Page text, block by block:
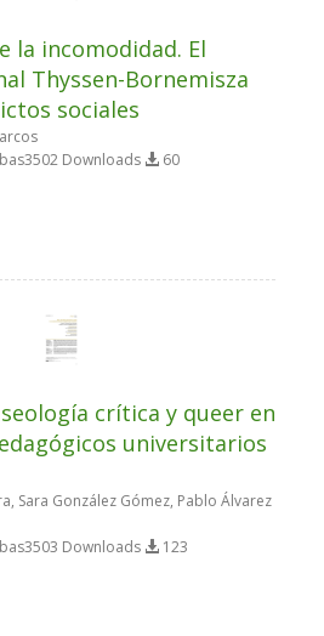
la incomodidad. El
Thyssen-Bornemisza
sociales
Downloads 60
crítica y queer en
universitarios
Sara González Gómez, Pablo Álvarez
Downloads 123